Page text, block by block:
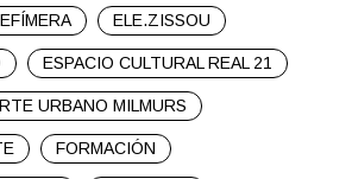
EFÍMERA ELE.ZISSOU
ESPACIO CULTURAL REAL 21
URBANO MILMURS
FORMACIÓN